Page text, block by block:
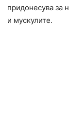
придонесува за
и мускулите.